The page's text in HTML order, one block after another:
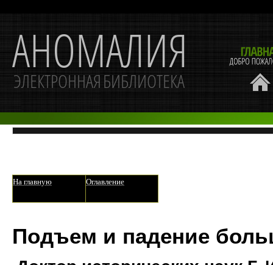
На главную Оглавление
Подъем и падение